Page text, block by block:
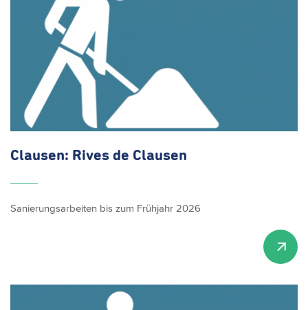
Clausen: Rives de Clausen
Sanierungsarbeiten bis zum Frühjahr 2026